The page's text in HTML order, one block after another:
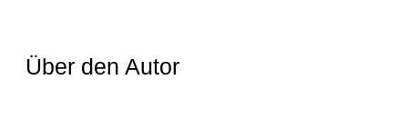
Über den Autor